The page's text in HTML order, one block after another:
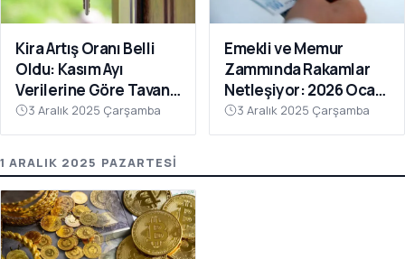
Kira Artış Oranı Belli
Oldu: Kasım Ayı
Verilerine Göre Tavan
Zam Yüzde 35,91
3 Aralık 2025 Çarşamba
Emekli ve Memur
Zammında Rakamlar
Netleşiyor: 2026 Ocak
Zammı İçin İlk
Hesaplamalar Ortaya
3 Aralık 2025 Çarşamba
1 ARALIK 2025 PAZARTESI